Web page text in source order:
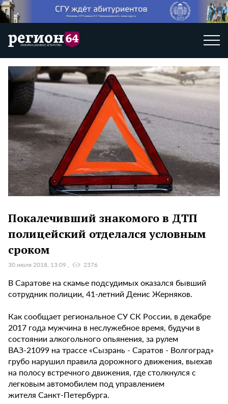
Покалечивший знакомого в ДТП
полицейский отделался условным
сроком
30 июля 2018, 13:09 2376
В Саратове на скамье подсудимых оказался бывший
сотрудник полиции, 41-летний Денис Жерняков.
Как сообщает региональное СУ СК России, в декабре
2017 года мужчина в неслужебное время, будучи в
состоянии алкогольного опьянения, за рулем
ВАЗ-21099 на трассе «Сызрань - Саратов - Волгоград»
грубо нарушил правила дорожного движения, выехав
на полосу встречного движения, где столкнулся с
легковым автомобилем под управлением
жителя Санкт-Петербурга.